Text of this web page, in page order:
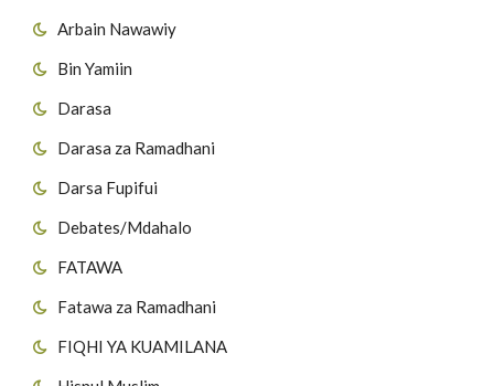
Arbain Nawawiy
Bin Yamiin
Darasa
Darasa za Ramadhani
Darsa Fupifui
Debates/Mdahalo
FATAWA
Fatawa za Ramadhani
FIQHI YA KUAMILANA